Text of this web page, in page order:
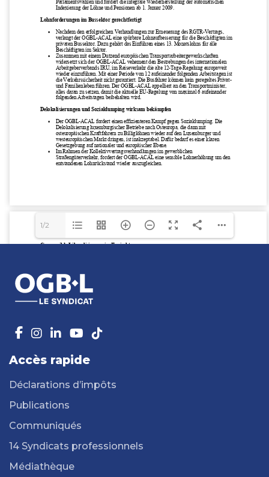
1/2
Accès rapide
Déclarations d’impôts
Publications
Communiqués
14 Syndicats professionnels
Médiathèque